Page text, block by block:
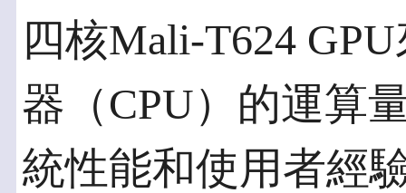
四核Mali-T624
器（CPU）的運算
統性能和使用者經